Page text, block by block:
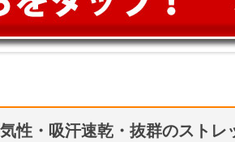
性・吸汗速乾・抜群のストレ